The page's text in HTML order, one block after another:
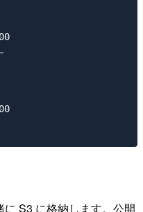
S3 に格納します。公開